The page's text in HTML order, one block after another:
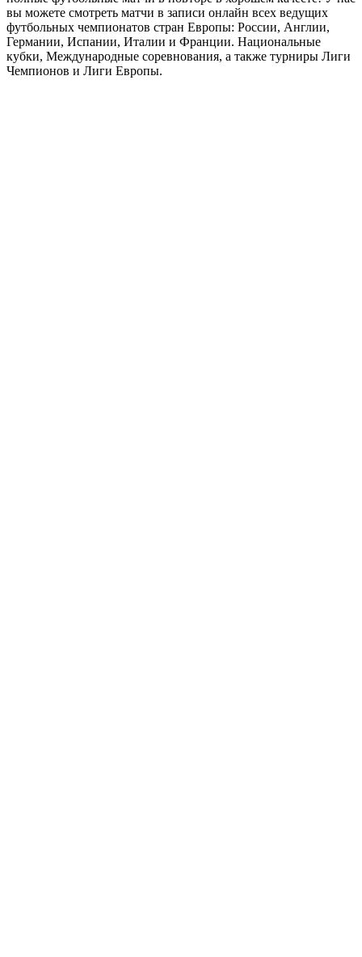
вы можете смотреть матчи в записи онлайн всех ведущих
футбольных чемпионатов стран Европы: России, Англии,
Германии, Испании, Италии и Франции. Национальные
кубки, Международные соревнования, а также турниры Лиги
Чемпионов и Лиги Европы.